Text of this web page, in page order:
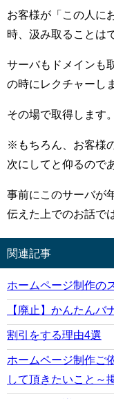
お客様が「この人に
時、汲み取ることは
サーバもドメインも
の時にレクチャーし
その場で取得します。
※もちろん、お客様
次にしてと仰るので
事前にこのサーバが
伝えた上でのお話で
関連記事
ホームページ制作の
【廃止】かんたんバ
割引をする理由4選
ホームページ制作ご
して頂きたいこと～